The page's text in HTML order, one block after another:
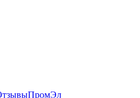
ПромЭл